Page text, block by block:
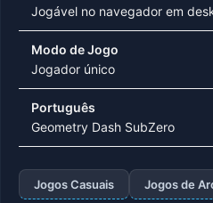
Jogável no navegador em
Modo de Jogo
Jogador único
Português
Geometry Dash SubZero
Jogos Casuais Jogos de